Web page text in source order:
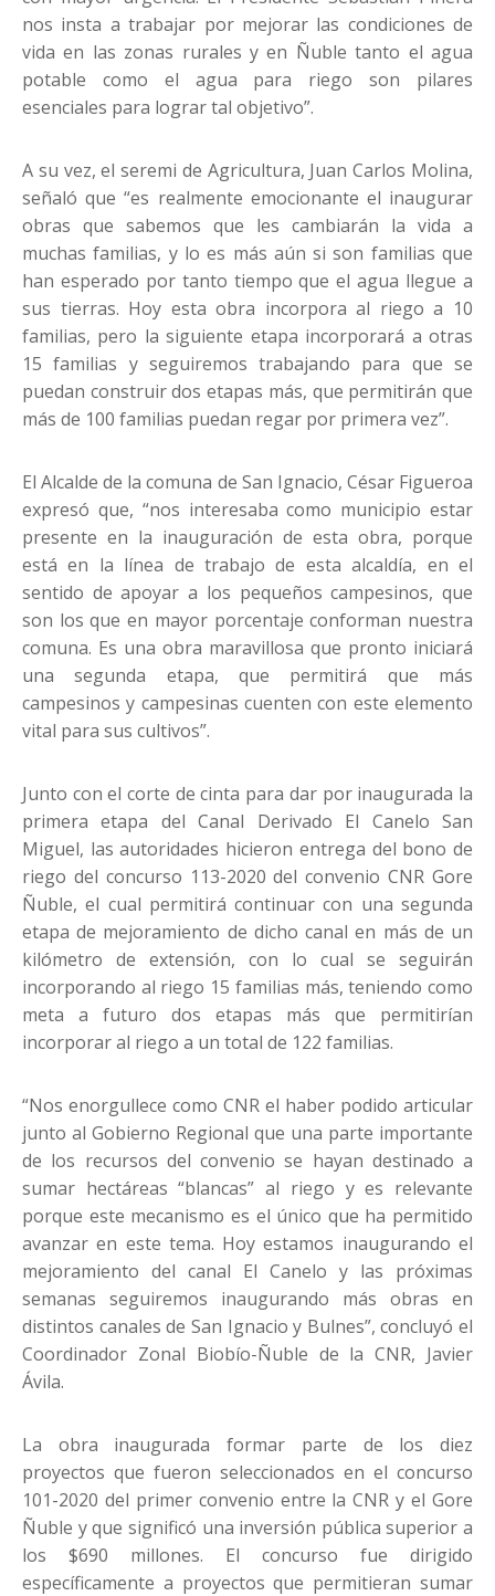
nos insta a trabajar por mejorar las condiciones de
vida en las zonas rurales y en Ñuble tanto el agua
potable como el agua para riego son pilares
esenciales para lograr tal objetivo”.
A su vez, el seremi de Agricultura, Juan Carlos Molina,
señaló que “es realmente emocionante el inaugurar
obras que sabemos que les cambiarán la vida a
muchas familias, y lo es más aún si son familias que
han esperado por tanto tiempo que el agua llegue a
sus tierras. Hoy esta obra incorpora al riego a 10
familias, pero la siguiente etapa incorporará a otras
15 familias y seguiremos trabajando para que se
puedan construir dos etapas más, que permitirán que
más de 100 familias puedan regar por primera vez”.
El Alcalde de la comuna de San Ignacio, César Figueroa
expresó que, “nos interesaba como municipio estar
presente en la inauguración de esta obra, porque
está en la línea de trabajo de esta alcaldía, en el
sentido de apoyar a los pequeños campesinos, que
son los que en mayor porcentaje conforman nuestra
comuna. Es una obra maravillosa que pronto iniciará
una segunda etapa, que permitirá que más
campesinos y campesinas cuenten con este elemento
vital para sus cultivos”.
Junto con el corte de cinta para dar por inaugurada la
primera etapa del Canal Derivado El Canelo San
Miguel, las autoridades hicieron entrega del bono de
riego del concurso 113-2020 del convenio CNR Gore
Ñuble, el cual permitirá continuar con una segunda
etapa de mejoramiento de dicho canal en más de un
kilómetro de extensión, con lo cual se seguirán
incorporando al riego 15 familias más, teniendo como
meta a futuro dos etapas más que permitirían
incorporar al riego a un total de 122 familias.
“Nos enorgullece como CNR el haber podido articular
junto al Gobierno Regional que una parte importante
de los recursos del convenio se hayan destinado a
sumar hectáreas “blancas” al riego y es relevante
porque este mecanismo es el único que ha permitido
avanzar en este tema. Hoy estamos inaugurando el
mejoramiento del canal El Canelo y las próximas
semanas seguiremos inaugurando más obras en
distintos canales de San Ignacio y Bulnes”, concluyó el
Coordinador Zonal Biobío-Ñuble de la CNR, Javier
Ávila.
La obra inaugurada formar parte de los diez
proyectos que fueron seleccionados en el concurso
101-2020 del primer convenio entre la CNR y el Gore
Ñuble y que significó una inversión pública superior a
los $690 millones. El concurso fue dirigido
específicamente a proyectos que permitieran sumar